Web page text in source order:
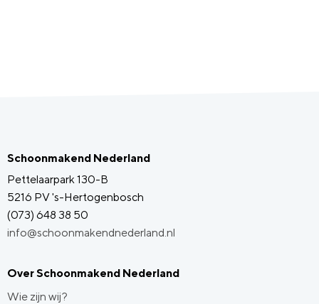
Schoonmakend Nederland
Pettelaarpark 130-B
5216 PV 's-Hertogenbosch
(073) 648 38 50
info@schoonmakendnederland.nl
Over Schoonmakend Nederland
Wie zijn wij?